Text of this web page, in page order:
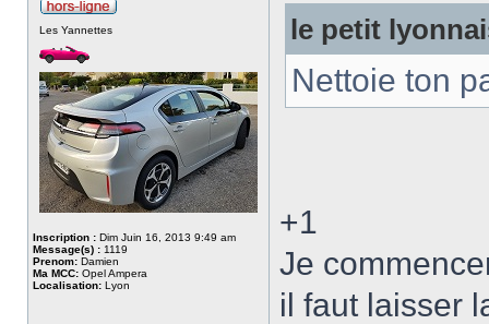
Les Yannettes
Inscription : Dim Juin 16, 2013 9:49 am
Message(s) : 1119
Prenom: Damien
Ma MCC: Opel Ampera
Localisation: Lyon
le petit
Nettoie ton
+1
Je
il faut laisser